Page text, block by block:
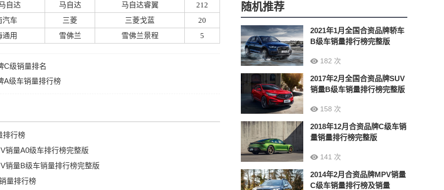
自达
马自达 马自达睿翼
212
汽车
三菱 三菱戈蓝
20
通用
雪佛兰 雪佛兰景程 5
C级销量排名
A级车销量排行榜
排行榜
销量A0级车排行榜完整版
销量B级车销量排行榜完整版
量排行榜
随机推荐
2021年1月全国合资品牌轿车
B级车销量排行榜完整版
182 次
2017年2月全国合资品牌SUV
销量B级车销量排行榜完整版
158 次
2018年12月合资品牌C级车销
量销量排行榜完整版
141 次
2014年2月合资品牌MPV销量
C级车销量排行榜及销量